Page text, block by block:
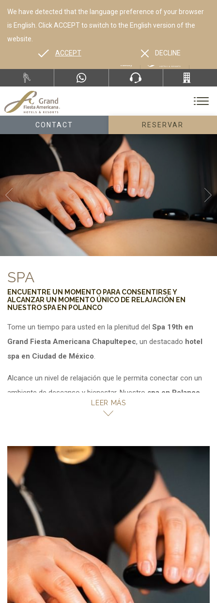
CONTACT RESERVAR
We have detected that the language preference of your browser
is English. Click ACCEPT to switch to the English version of the
website.
ACCEPT
DECLINE
SPA
ENCUENTRE UN MOMENTO PARA CONSENTIRSE Y
ALCANZAR UN MOMENTO ÚNICO DE RELAJACIÓN EN
NUESTRO SPA EN POLANCO
Tome un tiempo para usted en la plenitud del Spa 19th en
Grand Fiesta Americana Chapultepec, un destacado hotel
spa en Ciudad de México.
Alcance un nivel de relajación que le permita conectar con un
ambiente de descanso y bienestar. Nuestro spa en Polanco
decorado con maderas cálidas, es un verdadero paraíso en la
Tenga la certeza de que será atendido por terapeutas expertos
que harán de su estancia un verdadero goce. Nuestros
tratamientos incluyen:
, perfecta para quienes
buscan los mejores
masajes en Chapultepecy una
experiencia sublime cerca de
Polanco.
LEER MÁS